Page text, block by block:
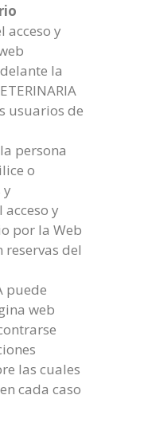
acceso y
la
usuarios de
persona
o
y
y
por la Web
del
puede
web
las cuales
cada caso